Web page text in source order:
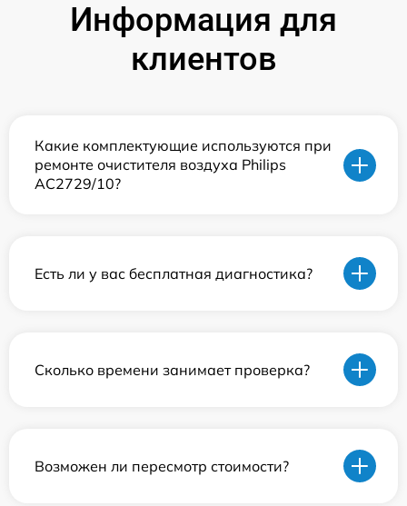
Информация для
клиентов
Какие комплектующие используются при
ремонте очистителя воздуха Philips
AC2729/10?
Есть ли у вас бесплатная диагностика?
Сколько времени занимает проверка?
Возможен ли пересмотр стоимости?